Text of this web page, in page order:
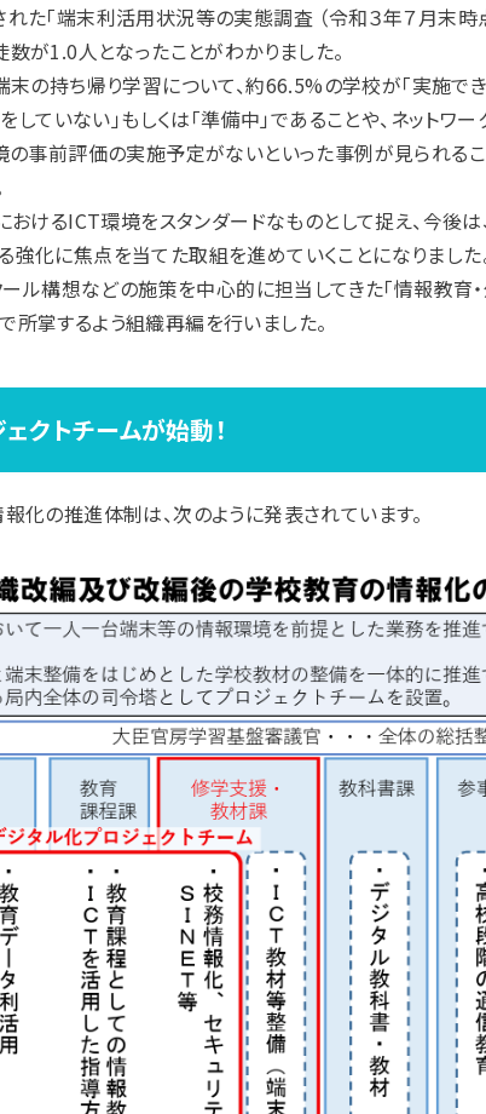
た「端末利活用状況等の実態調査 （令和３年７月末時
が1.0人となったことがわかりました。
末の持ち帰り学習について、約66.5%の学校が「実施で
ていない」もしくは「準備中」であることや、ネット
の事前評価の実施予定がないといった事例が見られるこ
おけるICT環境をスタンダードなものとして捉え、今後
化に焦点を当てた取組を進めていくことになりました
ル構想などの施策を中心的に担当してきた「情報教育
掌するよう組織再編を行いました。
クトチームが始動！
化の推進体制は、次のように発表されています。